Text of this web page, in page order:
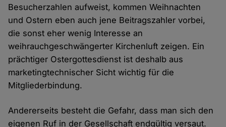
Besucherzahlen aufweist, kommen Weihnachten
und Ostern eben auch jene Beitragszahler vorbei,
die sonst eher wenig Interesse an
weihrauchgeschwängerter Kirchenluft zeigen. Ein
prächtiger Ostergottesdienst ist deshalb aus
marketingtechnischer Sicht wichtig für die
Mitgliederbindung.
Andererseits besteht die Gefahr, dass man sich den
eigenen Ruf in der Gesellschaft endgültig versaut.